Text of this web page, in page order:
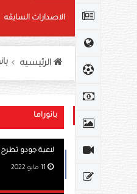
الاصدارات السابقه
الرئيسيه
بانوراما
لاعبة جودو